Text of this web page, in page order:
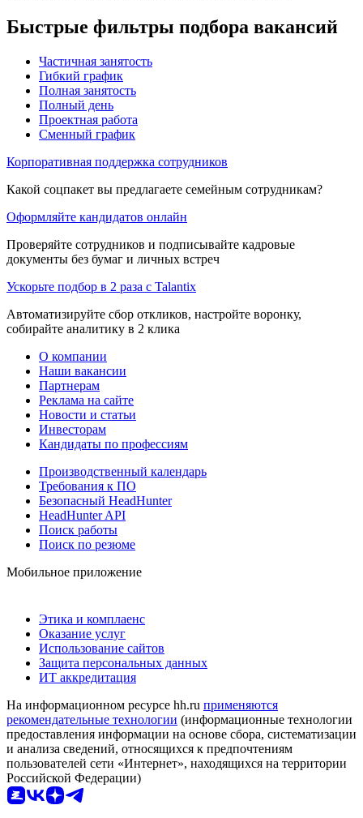
Быстрые фильтры подбора вакансий
Частичная занятость
Гибкий график
Полная занятость
Полный день
Проектная работа
Сменный график
Корпоративная поддержка сотрудников
Какой соцпакет вы предлагаете семейным сотрудникам?
Оформляйте кандидатов онлайн
Проверяйте сотрудников и подписывайте кадровые
документы без бумаг и личных встреч
Ускорьте подбор в 2 раза с Talantix
Автоматизируйте сбор откликов, настройте воронку,
собирайте аналитику в 2 клика
О компании
Наши вакансии
Партнерам
Реклама на сайте
Новости и статьи
Инвесторам
Кандидаты по профессиям
Производственный календарь
Требования к ПО
Безопасный HeadHunter
HeadHunter API
Поиск работы
Поиск по резюме
Мобильное приложение
Этика и комплаенс
Оказание услуг
Использование сайтов
Защита персональных данных
ИТ аккредитация
На информационном ресурсе hh.ru применяются
рекомендательные технологии (информационные технологии
предоставления информации на основе сбора, систематизации
и анализа сведений, относящихся к предпочтениям
пользователей сети «Интернет», находящихся на территории
Российской Федерации)